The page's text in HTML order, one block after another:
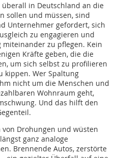
überall in Deutschland an die
sollen und müssen, sind
Unternehmer gefordert, sich
zu engagieren und
zu pflegen. Kein
Kräfte geben, die die
um sich selbst zu profilieren
kippen. Wer Spaltung
nicht um die Menschen und
Wohnraum geht,
Und das hilft den
Drohungen und wüsten
ganz analoge
Brennende Autos, zerstörte